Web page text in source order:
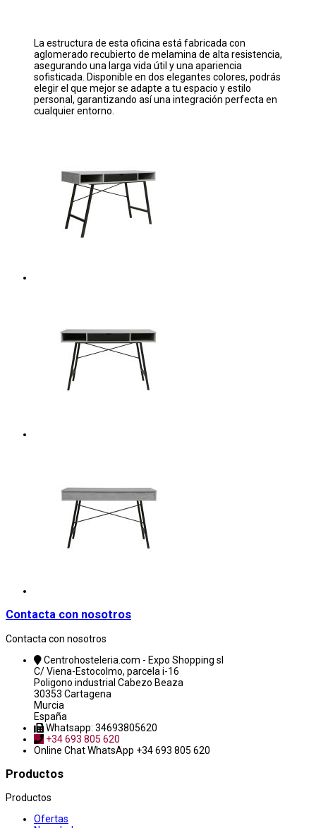
La estructura de esta oficina está fabricada con
aglomerado recubierto de melamina de alta resistencia,
asegurando una larga vida útil y una apariencia
sofisticada. Disponible en dos elegantes colores, podrás
elegir el que mejor se adapte a tu espacio y estilo
personal, garantizando así una integración perfecta en
cualquier entorno.
Contacta con nosotros
Contacta con nosotros
Centrohosteleria.com - Expo Shopping sl
C/ Viena-Estocolmo, parcela i-16
Poligono industrial Cabezo Beaza
30353 Cartagena
Murcia
España
Whatsapp: 34693805620
+34 693 805 620
Online ChatWhatsApp +34 693 805 620
Productos
Productos
Ofertas